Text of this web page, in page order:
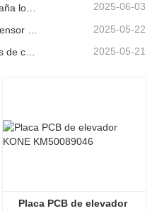
2025-06-03
2025-05-22
3 cosas que debes saber antes de comprar un ascensor 2025-05-21
Placa PCB de elevador